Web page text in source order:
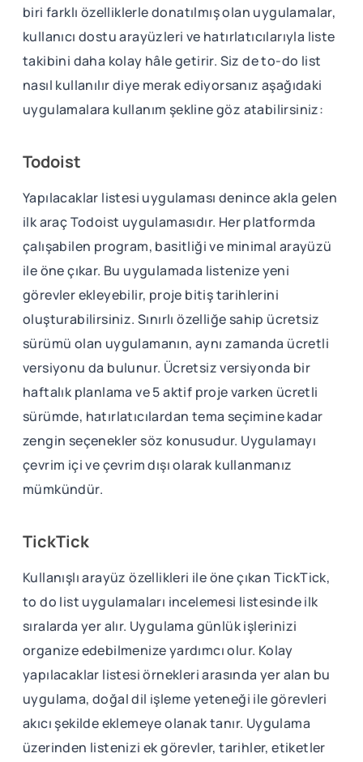
biri farklı özelliklerle donatılmış olan uygulamalar,
kullanıcı dostu arayüzleri ve hatırlatıcılarıyla liste
takibini daha kolay hâle getirir. Siz de to-do list
nasıl kullanılır diye merak ediyorsanız aşağıdaki
uygulamalara kullanım şekline göz atabilirsiniz:
Todoist
Yapılacaklar listesi uygulaması denince akla gelen
ilk araç Todoist uygulamasıdır. Her platformda
çalışabilen program, basitliği ve minimal arayüzü
ile öne çıkar. Bu uygulamada listenize yeni
görevler ekleyebilir, proje bitiş tarihlerini
oluşturabilirsiniz. Sınırlı özelliğe sahip ücretsiz
sürümü olan uygulamanın, aynı zamanda ücretli
versiyonu da bulunur. Ücretsiz versiyonda bir
haftalık planlama ve 5 aktif proje varken ücretli
sürümde, hatırlatıcılardan tema seçimine kadar
zengin seçenekler söz konusudur. Uygulamayı
çevrim içi ve çevrim dışı olarak kullanmanız
mümkündür.
TickTick
Kullanışlı arayüz özellikleri ile öne çıkan TickTick,
to do list uygulamaları incelemesi listesinde ilk
sıralarda yer alır. Uygulama günlük işlerinizi
organize edebilmenize yardımcı olur. Kolay
yapılacaklar listesi örnekleri arasında yer alan bu
uygulama, doğal dil işleme yeteneği ile görevleri
akıcı şekilde eklemeye olanak tanır. Uygulama
üzerinden listenizi ek görevler, tarihler, etiketler